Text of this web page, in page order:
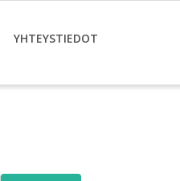
YHTEYSTIEDOT